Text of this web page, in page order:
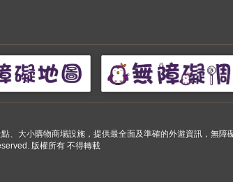
、大小購物商場設施，提供最全面及準確的外遊資訊，無障
版權所有 不得轉載